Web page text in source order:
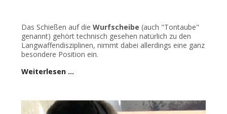
Das Schießen auf die Wurfscheibe (auch "Tontaube"
genannt) gehört technisch gesehen natürlich zu den
Langwaffendisziplinen, nimmt dabei allerdings eine ganz
besondere Position ein.
Weiterlesen …